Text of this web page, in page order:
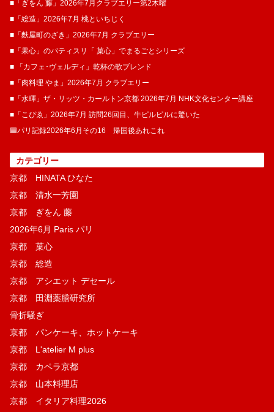
■「ぎをん 藤」2026年7月クラブエリー第2木曜
■「総造」2026年7月 桃といちじく
■「麩屋町のざき」2026年7月 クラブエリー
■「果心」のパティスリ「 菓​心」でまるごとシリーズ
■ 「カフェ･ヴェルディ」乾杯の歌ブレンド
■「肉料理 やま」2026年7月 クラブエリー
■「水暉」ザ・リッツ・カールトン京都 2026年7月 NHK文化センター講座
■「こぴゑ」2026年7月 訪問26回目、牛ピルピルに驚いた
🟦パリ記録2026年6月その16 帰国後あれこれ
カテゴリー
京都 HINATA ひなた
京都 清水一芳園
京都 ぎをん 藤
2026年6月 Paris パリ
京都 菓​心
京都 総造
京都 アシエット デセール
京都 田淵薬膳研究所
骨折騒ぎ
京都 パンケーキ、ホットケーキ
京都 L'atelier M plus
京都 カペラ京都
京都 山本料理店
京都 イタリア料理2026